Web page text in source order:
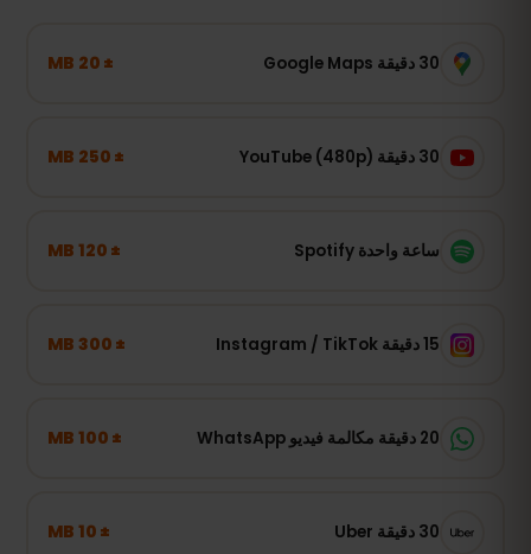
30 دقيقة Google Maps ± 20 MB
30 دقيقة YouTube (480p) ± 250 MB
ساعة واحدة Spotify ± 120 MB
15 دقيقة Instagram / TikTok ± 300 MB
20 دقيقة مكالمة فيديو WhatsApp ± 100 MB
30 دقيقة Uber ± 10 MB